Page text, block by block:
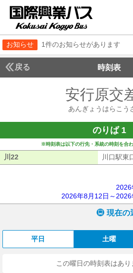
お知らせ 1件のお知らせがあります
戻る 時刻表
安行原交
あんぎょうはらこう
のりば 1
※時刻表は以下の行先・系統の時刻を合
川22 川口駅東
2026
2026年8月12日～
現在の
平日 土曜
この曜日の時刻表はあり